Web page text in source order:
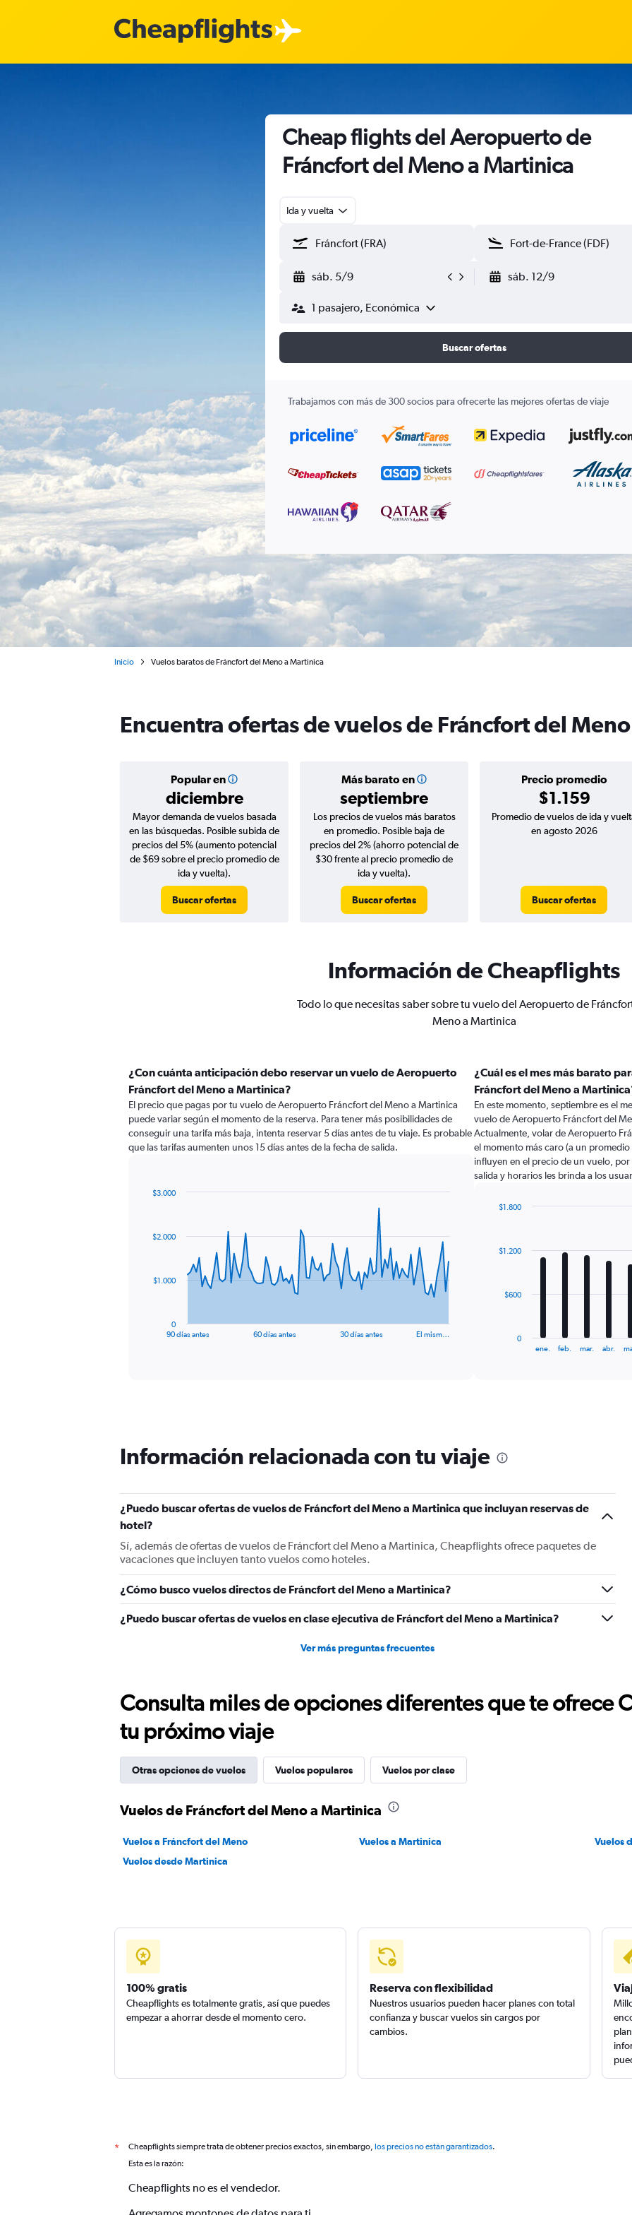
Cheap flights del Aeropuerto de
Fráncfort del Meno a Martinica
Ida y vuelta
sáb. 5/9 sáb. 12/9
1 pasajero, Económica
Buscar ofertas
Trabajamos con más de 300 socios para ofrecerte las mejores ofertas de viaje
Inicio Vuelos baratos de Fráncfort del Meno a Martinica
Encuentra ofertas de vuelos de Fráncfort del
Popular en
diciembre
Más barato en
septiembre
Precio promedio
$1.159
Mayor demanda de vuelos basada
en las búsquedas. Posible subida de
precios del 5% (aumento potencial
de $69 sobre el precio promedio de
ida y vuelta).
Buscar ofertas
Los precios de vuelos más baratos
en promedio. Posible baja de
precios del 2% (ahorro potencial de
$30 frente al precio promedio de
ida y vuelta).
Buscar ofertas
Promedio de vuelos de ida y
en agosto 2026
Buscar ofertas
Información de Cheapflights
Todo lo que necesitas saber sobre tu vuelo del Aeropuerto de
Meno a Martinica
¿Con cuánta anticipación debo reservar un vuelo de Aeropuerto
Fráncfort del Meno a Martinica?
El precio que pagas por tu vuelo de Aeropuerto Fráncfort del Meno a Martinica
puede variar según el momento de la reserva. Para tener más posibilidades de
conseguir una tarifa más baja, intenta reservar 5 días antes de tu viaje. Es probable
que las tarifas aumenten unos 15 días antes de la fecha de salida.
data
The
has
1
axis
displaying
values.
0
to
3000.
90 días antes 60 días antes 30 días antes El mism…
0
$1.000
$2.000
$3.000
¿Cuál es el mes más barato
Fráncfort del Meno a
En este momento, septiembre es el
vuelo de Aeropuerto Fráncfort del
Actualmente, volar de Aeropuerto
el momento más caro (a un
influyen en el precio de un vuelo,
salida y horarios les brinda a los
12
The
chart
Y
axis
Range:
to
ene. feb. mar. abr.
0
$600
$1.200
$1.800
Información relacionada con tu viaje
¿Puedo buscar ofertas de vuelos de Fráncfort del Meno a Martinica que incluyan reservas de
hotel?
Sí, además de ofertas de vuelos de Fráncfort del Meno a Martinica, Cheapflights ofrece paquetes de
vacaciones que incluyen tanto vuelos como hoteles.
¿Cómo busco vuelos directos de Fráncfort del Meno a Martinica?
¿Puedo buscar ofertas de vuelos en clase ejecutiva de Fráncfort del Meno a Martinica?
Ver más preguntas frecuentes
Consulta miles de opciones diferentes que te ofrece
tu próximo viaje
Otras opciones de vuelos Vuelos populares Vuelos por clase
Vuelos de Fráncfort del Meno a Martinica
Vuelos a Fráncfort del Meno Vuelos a Martinica
Vuelos
Vuelos desde Martinica
100% gratis
Cheapflights es totalmente gratis, así que puedes
empezar a ahorrar desde el momento cero.
Reserva con flexibilidad
Nuestros usuarios pueden hacer planes con total
confianza y buscar vuelos sin cargos por
cambios.
* Cheapflights siempre trata de obtener precios exactos, sin embargo, los precios no están garantizados.
Esta es la razón:
Cheapflights no es el vendedor.